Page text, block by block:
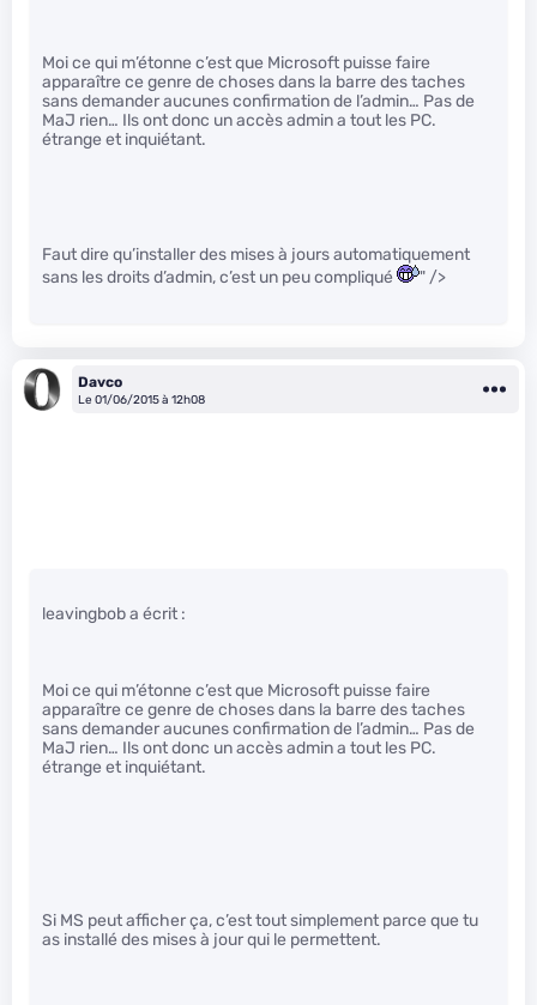
Moi ce qui m’étonne c’est que Microsoft puisse faire
apparaître ce genre de choses dans la barre des taches
sans demander aucunes confirmation de l’admin… Pas de
MaJ rien… Ils ont donc un accès admin a tout les PC.
étrange et inquiétant.
Faut dire qu’installer des mises à jours automatiquement
sans les droits d’admin, c’est un peu compliqué
" />
Davco
Le 01/06/2015 à 12h08
leavingbob a écrit :
Moi ce qui m’étonne c’est que Microsoft puisse faire
apparaître ce genre de choses dans la barre des taches
sans demander aucunes confirmation de l’admin… Pas de
MaJ rien… Ils ont donc un accès admin a tout les PC.
étrange et inquiétant.
Si MS peut afficher ça, c’est tout simplement parce que tu
as installé des mises à jour qui le permettent.